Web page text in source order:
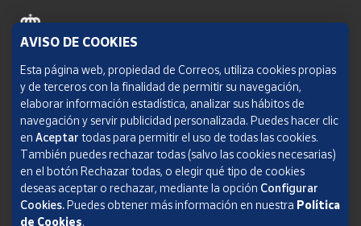
Política de cookies
Aviso legal
Condiciones del servicio
Política de Privacidad Web
Informe de transparencia
SOCIEDAD ESTATAL CORREOS Y TELÉGRAFOS, S.A., S.M.E. Todos los derechos
AVISO DE COOKIES
Esta página web, propiedad de Correos, utiliza cookies propias
y de terceros con la finalidad de permitir su navegación,
elaborar información estadística, analizar sus hábitos de
navegación y servir publicidad personalizada. Puedes hacer clic
en Aceptar todas para permitir el uso de todas las cookies.
También puedes rechazar todas (salvo las cookies necesarias)
en el botón Rechazar todas, o elegir qué tipo de cookies
deseas aceptar o rechazar, mediante la opción Configurar
Cookies.Puedes obtener más información en nuestra Política
de Cookies.